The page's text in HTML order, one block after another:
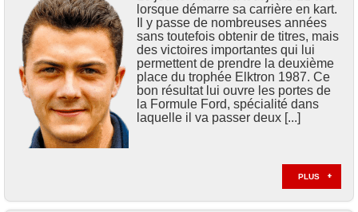
lorsque démarre sa carrière en kart.
Il y passe de nombreuses années
sans toutefois obtenir de titres, mais
des victoires importantes qui lui
permettent de prendre la deuxième
place du trophée Elktron 1987. Ce
bon résultat lui ouvre les portes de
la Formule Ford, spécialité dans
laquelle il va passer deux [...]
PLUS